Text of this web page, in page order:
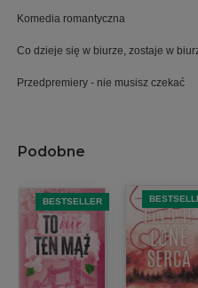
Komedia romantyczna
Co dzieje się w biurze, zostaje w
Przedpremiery - nie musisz czekać
Podobne
BESTSELLER